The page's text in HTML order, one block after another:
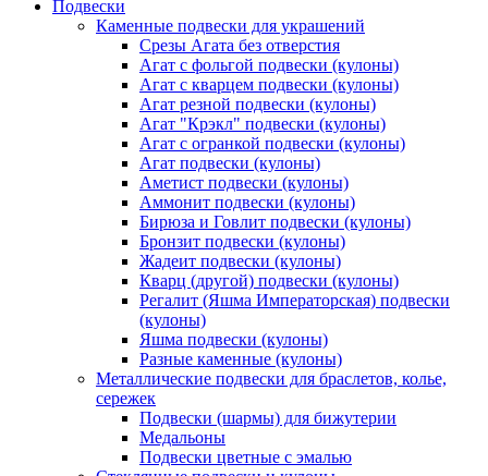
Подвески
Каменные подвески для украшений
Срезы Агата без отверстия
Агат с фольгой подвески (кулоны)
Агат с кварцем подвески (кулоны)
Агат резной подвески (кулоны)
Агат "Крэкл" подвески (кулоны)
Агат с огранкой подвески (кулоны)
Агат подвески (кулоны)
Аметист подвески (кулоны)
Аммонит подвески (кулоны)
Бирюза и Говлит подвески (кулоны)
Бронзит подвески (кулоны)
Жадеит подвески (кулоны)
Кварц (другой) подвески (кулоны)
Регалит (Яшма Императорская) подвески
(кулоны)
Яшма подвески (кулоны)
Разные каменные (кулоны)
Металлические подвески для браслетов, колье,
сережек
Подвески (шармы) для бижутерии
Медальоны
Подвески цветные с эмалью